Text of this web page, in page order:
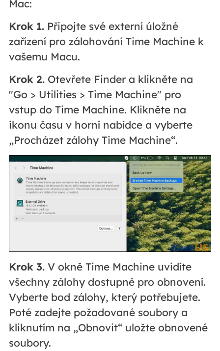
Mac:
Krok 1.Připojte své externí úložné
zařízení pro zálohování Time Machine k
vašemu Macu.
Krok 2.Otevřete Finder a klikněte na
"Go > Utilities > Time Machine" pro
vstup do Time Machine. Klikněte na
ikonu času v horní nabídce a vyberte
„Procházet zálohy Time Machine“.
Krok 3.V okně Time Machine uvidíte
všechny zálohy dostupné pro obnovení.
Vyberte bod zálohy, který potřebujete.
Poté zadejte požadované soubory a
kliknutím na „Obnovit“ uložte obnovené
soubory.